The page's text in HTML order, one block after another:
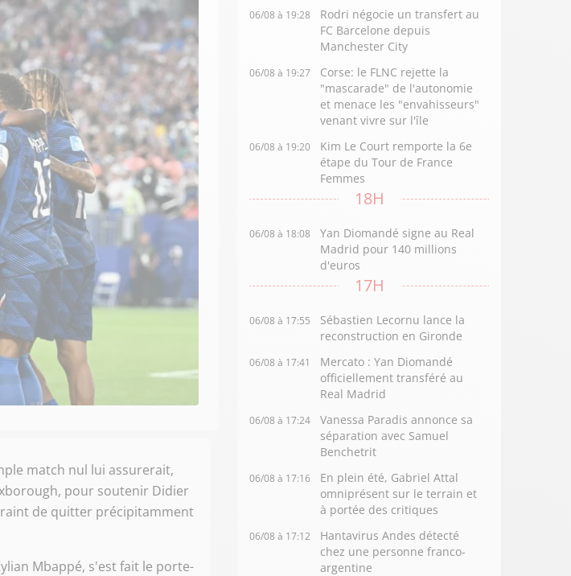
match nul lui assurerait,
pour soutenir Didier
de quitter précipitamment
Mbappé, s'est fait le porte-
06/08 à 19:28
Rodri négocie un transfert au
FC Barcelone depuis
Manchester City
06/08 à 19:27
Corse: le FLNC rejette la
"mascarade" de l'autonomie
et menace les "envahisseurs"
venant vivre sur l'île
06/08 à 19:20
Kim Le Court remporte la 6e
étape du Tour de France
Femmes
18H
06/08 à 18:08
Yan Diomandé signe au Real
Madrid pour 140 millions
d'euros
17H
06/08 à 17:55
Sébastien Lecornu lance la
reconstruction en Gironde
06/08 à 17:41
Mercato : Yan Diomandé
officiellement transféré au
Real Madrid
06/08 à 17:24
Vanessa Paradis annonce sa
séparation avec Samuel
Benchetrit
06/08 à 17:16
En plein été, Gabriel Attal
omniprésent sur le terrain et
à portée des critiques
06/08 à 17:12
Hantavirus Andes détecté
chez une personne franco-
argentine